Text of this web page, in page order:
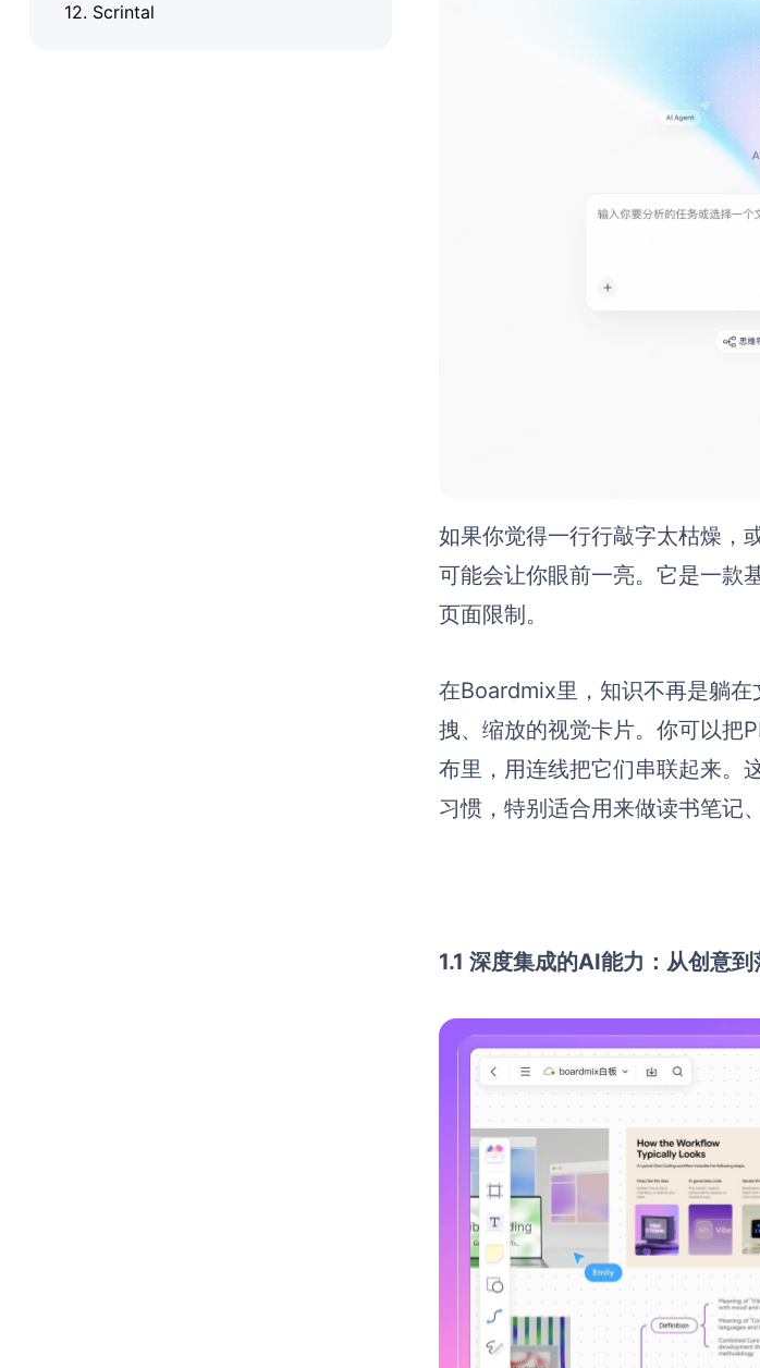
如果你觉得一行行敲字太枯燥，
可能会让你眼前一亮。它是一款
页面限制。
在Boardmix里，知识不再是躺
拽、缩放的视觉卡片。你可以把
布里，用连线把它们串联起来。
习惯，特别适合用来做读书笔记
1.1 深度集成的AI能力：从创意
12. Scrintal